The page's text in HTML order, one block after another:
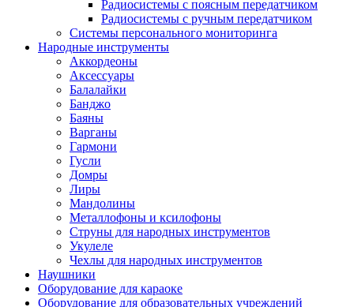
Радиосистемы с поясным передатчиком
Радиосистемы с ручным передатчиком
Системы персонального мониторинга
Народные инструменты
Аккордеоны
Аксессуары
Балалайки
Банджо
Баяны
Варганы
Гармони
Гусли
Домры
Лиры
Мандолины
Металлофоны и ксилофоны
Струны для народных инструментов
Укулеле
Чехлы для народных инструментов
Наушники
Оборудование для караоке
Оборудование для образовательных учреждений